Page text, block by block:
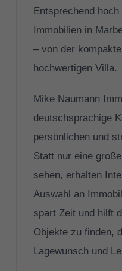
Entsprechend
Immobilien in
– von der
hochwertigen Villa.
Mike Naumann
deutschsprachige
persönlichen und
Statt nur eine
sehen, erhalten
Auswahl an
spart Zeit und hilft
Objekte zu finden,
Lagewunsch und